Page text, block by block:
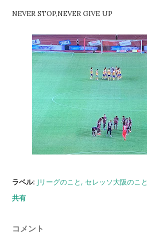
NEVER STOP,NEVER GIVE UP
ラベル: Jリーグのこと セレッソ大阪のこと
共有
コメント